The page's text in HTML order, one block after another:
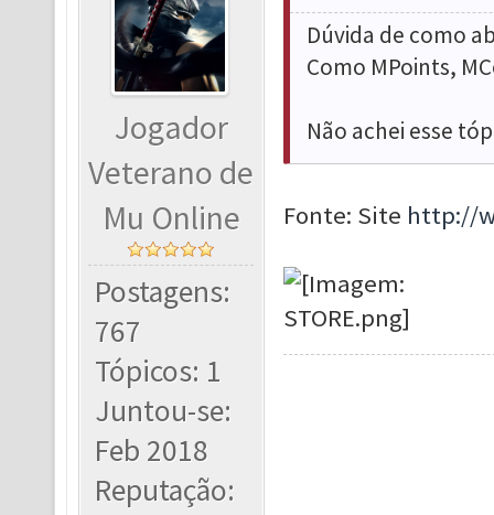
Jogador
Veterano de
Mu Online
Postagens:
767
Tópicos: 1
Juntou-se:
Feb 2018
Reputação:
Dúvida de como
Como MPoints,
Não achei esse
Fonte: Site http://